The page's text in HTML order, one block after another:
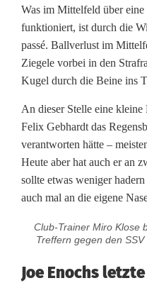
Was im Mittelfeld über eine
funktioniert, ist durch die
passé. Ballverlust im
Ziegele vorbei in den
Kugel durch die Beine ins
An dieser Stelle eine
Felix Gebhardt das
verantworten hätte –
Heute aber hat auch er an
sollte etwas weniger
auch mal an die eigene
Club-Trainer Miro Klose
Treffern gegen den
Joe Enochs